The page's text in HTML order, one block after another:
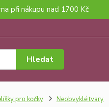
při nákupu nad 1700 Kč
Hledat
pro kočky Neobvyklé tvary